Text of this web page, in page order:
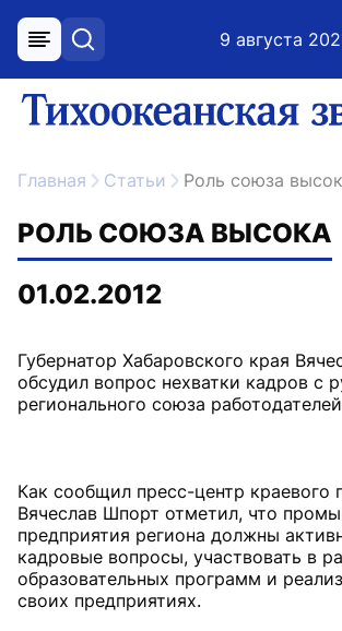
меню поиск 9 августа
ссылка на
Главная Статьи Роль союза
РОЛЬ СОЮЗА ВЫСОКА
01.02.2012
Губернатор Хабаровского края
обсудил вопрос нехватки кадров с
регионального союза
Как сообщил пресс-центр краевого
Вячеслав Шпорт отметил, что
предприятия региона должны
кадровые вопросы, участвовать в
образовательных программ и
своих предприятиях.